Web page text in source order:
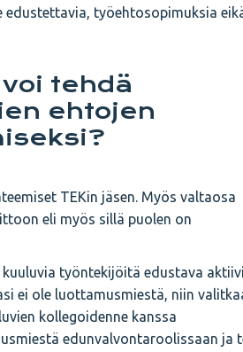
edustettavia, työehtosopimuksia
tehdä
ehtojen
TEKin jäsen. Myös valtaosa
eli myös sillä puolen on
työntekijöitä edustava
ei ole luottamusmiestä, niin
kollegoidenne kanssa
edunvalvontaroolissaan ja